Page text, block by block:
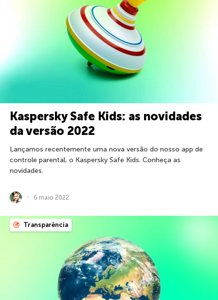
Kaspersky Safe Kids: as novidades
da versão 2022
Lançamos recentemente uma nova versão do nosso app de
controle parental, o Kaspersky Safe Kids. Conheça as
novidades.
6 maio 2022
Transparência